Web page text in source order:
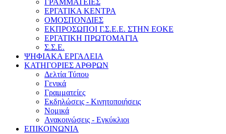
ΓΡΑΜΜΑΤΕΙΕΣ
ΕΡΓΑΤΙΚΑ ΚΕΝΤΡΑ
ΟΜΟΣΠΟΝΔΙΕΣ
ΕΚΠΡΟΣΩΠΟΙ Γ.Σ.Ε.Ε. ΣΤΗΝ ΕΟΚΕ
ΕΡΓΑΤΙΚΗ ΠΡΩΤΟΜΑΓΙΑ
Σ.Σ.Ε.
ΨΗΦΙΑΚΑ ΕΡΓΑΛΕΙΑ
ΚΑΤΗΓΟΡΙΕΣ ΑΡΘΡΩΝ
Δελτία Τύπου
Γενικά
Γραμματείες
Εκδηλώσεις - Κινητοποιήσεις
Νομικά
Ανακοινώσεις - Εγκύκλιοι
ΕΠΙΚΟΙΝΩΝΙΑ